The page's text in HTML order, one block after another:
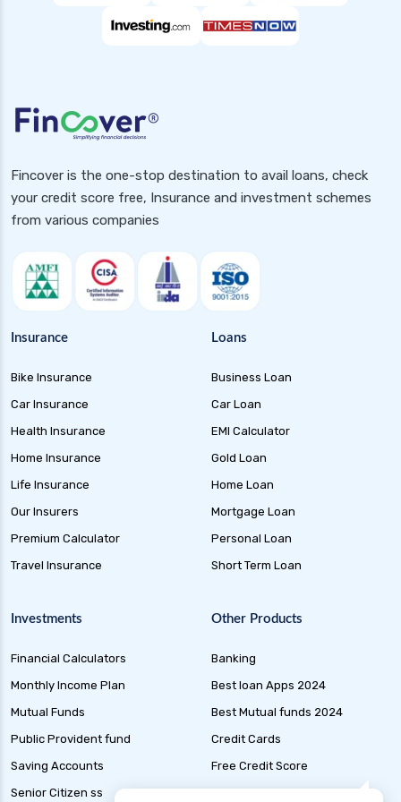
Health Insurance for Diabetic Patients in India
Health Insurance for Pcod
Health Insurance for Rheumatoid Arthritis in
Health Insurance for Dengue in India
Health Insurance for Parents
India
Health Insurance for Hiv Patients in India
Health Insurance for Tb Patients in India
Health Insurance for High Cholesterol in India
Health Insurance for High Blood Pressure
Health Insurance for Alzheimer Disease in India
Health Insurance for Asthma Patients in India
Health Insurance for Thyroid Patients in India
Health Insurance for Multiple Sclerosis in India
Health Insurance for Hepatitis B in India
Fincover is the one-stop destination to avail loans, check
your credit score free, Insurance and investment schemes
from various companies
Insurance
Bike Insurance
Car Insurance
Health Insurance
Home Insurance
Life Insurance
Our Insurers
Premium Calculator
Travel Insurance
Loans
Business Loan
Car Loan
EMI Calculator
Gold Loan
Home Loan
Mortgage Loan
Personal Loan
Short Term Loan
Investments
Financial Calculators
Monthly Income Plan
Mutual Funds
Public Provident fund
Saving Accounts
Senior Citizen ss
Other Products
Banking
Best loan Apps 2024
Best Mutual funds 2024
Credit Cards
Free Credit Score
Liability Insurance